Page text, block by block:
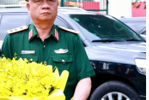
tác biên giới trên đất liền Việt